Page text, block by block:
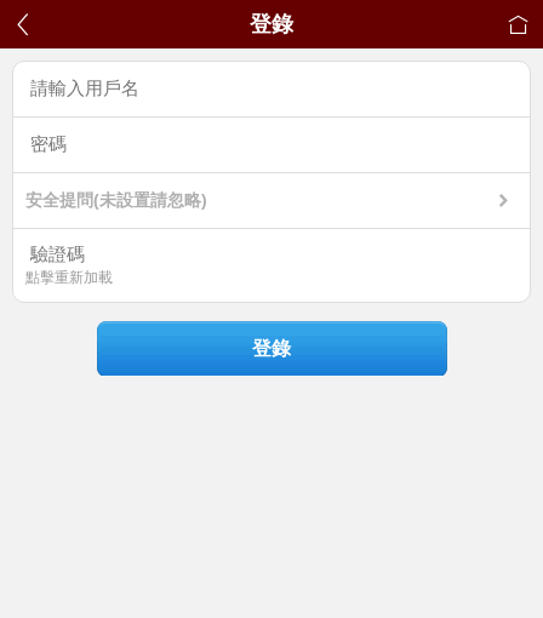
登錄
安全提問(未設置請忽略)
點擊重新加載
登錄